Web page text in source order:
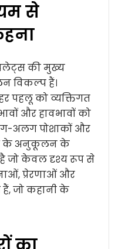
से
की मुख्य
विकल्प हैं।
पहलू को व्यक्तिगत
और हावभावों को
अलग पोशाकों और
के अनुकूलन के
है जो केवल दृश्य रूप से
प्रेरणाओं और
जो कहानी के